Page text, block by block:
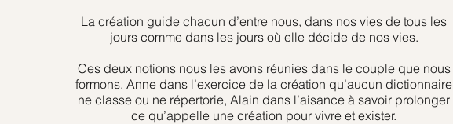
La création guide chacun d’entre nous, dans nos vies de tous les
jours comme dans les jours où elle décide de nos vies.
Ces deux notions nous les avons réunies dans le couple que nous
formons. Anne dans l’exercice de la création qu’aucun dictionnaire
ne classe ou ne répertorie, Alain dans l’aisance à savoir prolonger
ce qu’appelle une création pour vivre et exister.